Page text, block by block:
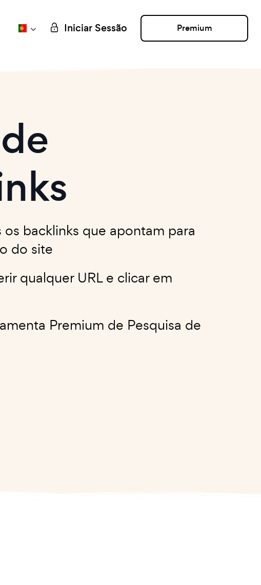
Iniciar Sessão Premium
backlinks que apontam para
do site
qualquer URL e clicar em
Premium de Pesquisa de